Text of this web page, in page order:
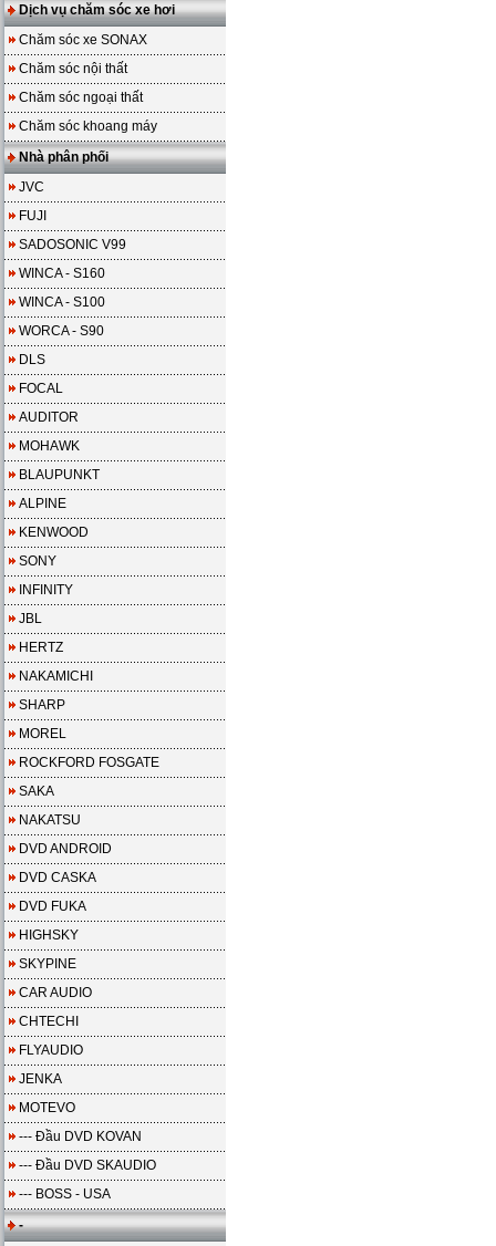
Dịch vụ chăm sóc xe hơi
Chăm sóc xe SONAX
Chăm sóc nội thất
Chăm sóc ngoại thất
Chăm sóc khoang máy
Nhà phân phối
JVC
FUJI
SADOSONIC V99
WINCA - S160
WINCA - S100
WORCA - S90
DLS
FOCAL
AUDITOR
MOHAWK
BLAUPUNKT
ALPINE
KENWOOD
SONY
INFINITY
JBL
HERTZ
NAKAMICHI
SHARP
MOREL
ROCKFORD FOSGATE
SAKA
NAKATSU
DVD ANDROID
DVD CASKA
DVD FUKA
HIGHSKY
SKYPINE
CAR AUDIO
CHTECHI
FLYAUDIO
JENKA
MOTEVO
--- Đầu DVD KOVAN
--- Đầu DVD SKAUDIO
--- BOSS - USA
-